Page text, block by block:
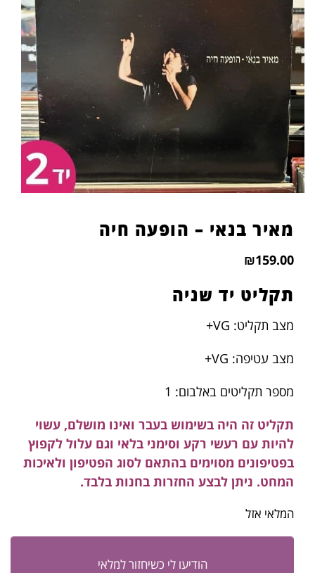
מאיר בנאי – הופעה חיה
₪159.00
תקליט יד שניה
מצב תקליט: VG+
מצב עטיפה: VG+
מספר תקליטים באלבום: 1
תקליט זה היה בשימוש בעבר ואינו מושלם, עשוי
להיות עם רעשי רקע וסימני בלאי וגם עלול לקפוץ
בפטיפונים מסוימים בהתאם לסוג הפטיפון ולאיכות
המחט. ניתן לבצע החזרות בחנות בלבד.
המלאי אזל
הודיעו לי כשיחזור למלאי